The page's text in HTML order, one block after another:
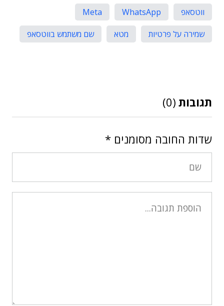
ווטסאפ WhatsApp
Meta
שמירה על פרטיות
מטא שם משתמש בווטסאפ
תגובות (0)
שדות החובה מסומנים *